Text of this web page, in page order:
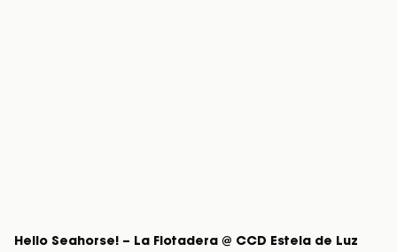
Hello Seahorse! – La Flotadera @ CCD Estela de Luz